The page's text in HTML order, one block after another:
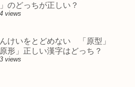
のどっちが正しい？
views
けいをとどめない 「原型」
原形」正しい漢字はどっち？
views